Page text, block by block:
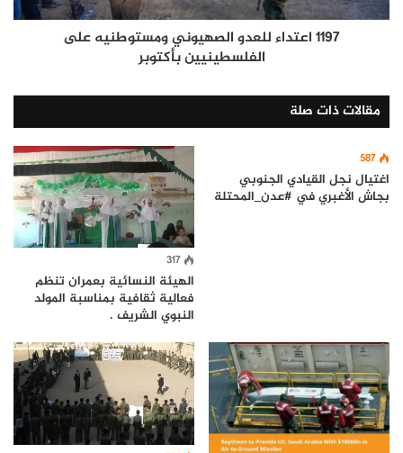
1197 اعتداء للعدو الصهيوني ومستوطنيه على
الفلسطينيين بأكتوبر
مقالات ذات صلة
587
اغتيال نجل القيادي الجنوبي
بجاش الأغبري في #عدن_المحتلة
317
الهيئة النسائية بعمران تنظم
فعالية ثقافية بمناسبة المولد
النبوي الشريف .